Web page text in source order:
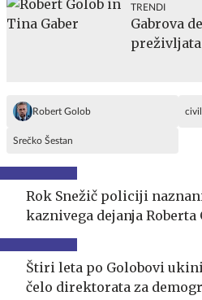
TRENDI
Gabrova
Robert Golob
Srečko Šestan
Rok Snežič policiji
kaznivega dejanja Roberta
Štiri leta po Golobovi
čelo direktorata za